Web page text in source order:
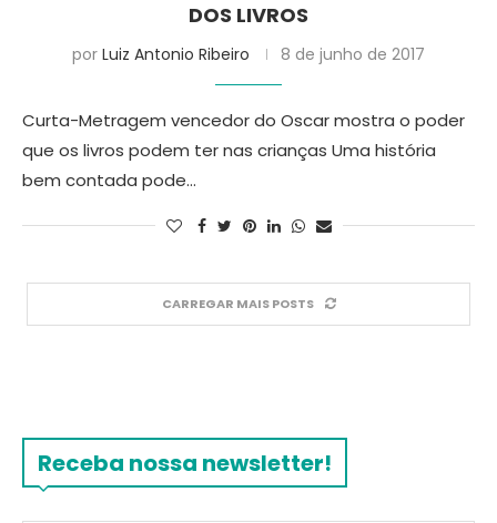
DOS LIVROS
por Luiz Antonio Ribeiro 8 de junho de 2017
Curta-Metragem vencedor do Oscar mostra o poder
que os livros podem ter nas crianças Uma história
bem contada pode…
CARREGAR MAIS POSTS
Receba nossa newsletter!